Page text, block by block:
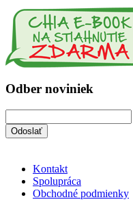
Odber noviniek
Kontakt
Spolupráca
Obchodné podmienky